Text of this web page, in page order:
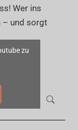
Wer ins
– und sorgt
zu